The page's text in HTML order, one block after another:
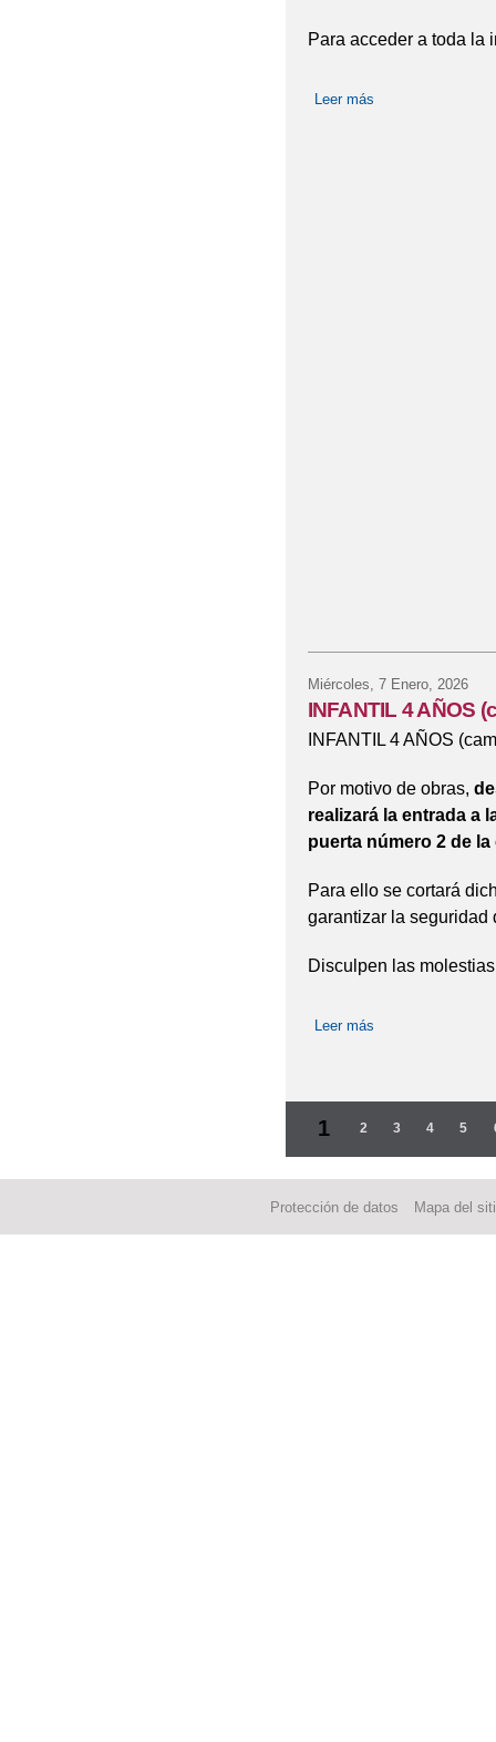
Para acceder a toda la
Leer más
Miércoles, 7 Enero, 2026
INFANTIL 4 AÑOS
INFANTIL 4 AÑOS
Por motivo de obras,
realizará la entrada a
puerta número 2 de
Para ello se cortará
garantizar la seguridad
Disculpen las
Leer más
Páginas
1 2 3 4 5
Protección de datos Mapa del